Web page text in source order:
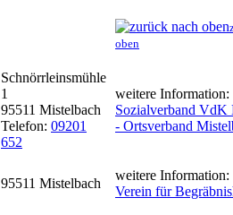
oben
Schnörrleinsmühle
1
95511 Mistelbach
Telefon: 09201
652
weitere Information:
Sozialverband VdK
- Ortsverband
95511 Mistelbach
weitere Information:
Verein für